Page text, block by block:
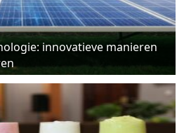
innovatieve manieren